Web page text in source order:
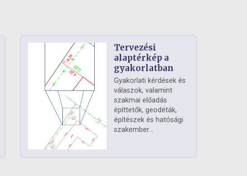
Tervezési
alaptérkép a
gyakorlatban
Gyakorlati kérdések és
válaszok, valamint
szakmai előadás
építtetők, geodéták,
építészek és hatósági
szakember...